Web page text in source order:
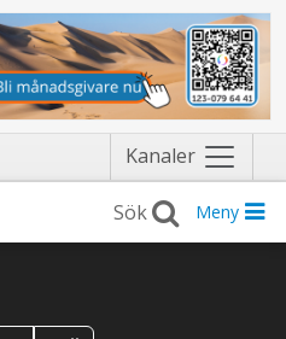
Kanaler Näytä
valikko
Meny